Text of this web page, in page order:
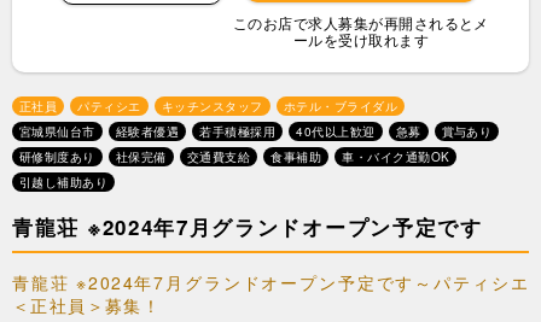
このお店で求人募集が再開されるとメ
ールを受け取れます
正社員 パティシエ キッチンスタッフ
ホテル・ブライダル
宮城県仙台市
経験者優遇 若手積極採用 40代以上歓迎 急募
賞与あり
研修制度あり
社保完備 交通費支給 食事補助
車・バイク通勤OK
引越し補助あり
青龍荘 ※2024年7月グランドオープン予定です
青龍荘 ※2024年7月グランドオープン予定です～パティシエ
＜正社員＞募集！